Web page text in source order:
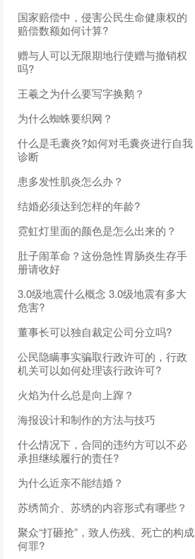
国家赔偿中，侵害公民生命健康权的
赔偿数额如何计算?
赠与人可以无限期地行使赠与撤销权
吗?
王羲之为什么要写字换鹅？
为什么蜘蛛要织网？
什么是毛囊炎?如何对毛囊炎进行自我
诊断
患多发性肌炎怎么办？
结婚必须达到怎样的年龄?
霓虹灯里面的颜色是怎么出来的？
肚子闹革命？这份急性胃肠炎生存手
册请收好
3.0级地震什么概念 3.0级地震有多大
危害?
董事长可以独自裁定公司分立吗?
公民隐瞒事实骗取行政许可的，行政
机关可以如何处理该行政许可?
火焰为什么总是向上蹿？
海报设计和制作的方法与技巧
什么情况下，合同的违约方可以不必
承担继续履行的责任?
为什么近亲不能结婚？
苏绣简介、苏绣的内容形式有哪些？
聚众“打砸抢”，致人伤残、死亡的构成
何罪?